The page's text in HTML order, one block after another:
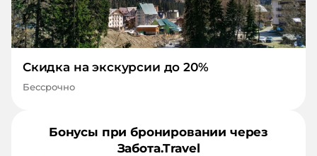
Скидка на экскурсии до 20%
Бессрочно
Бонусы при бронировании через
Забота.Travel